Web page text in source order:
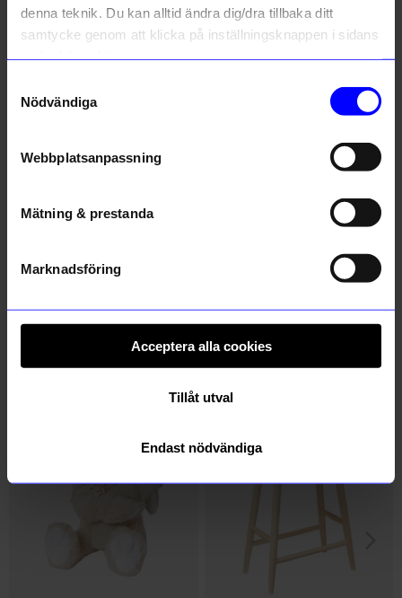
denna teknik. Du kan alltid ändra dig/dra tillbaka ditt
samtycke genom att klicka på inställningsknappen i sidans
Nödvändiga
Webbplatsanpassning
Mätning & prestanda
Marknadsföring
Acceptera alla cookies
Tillåt utval
Endast nödvändiga
249kr 179kr
Andra köpte även
Unikt hos oss